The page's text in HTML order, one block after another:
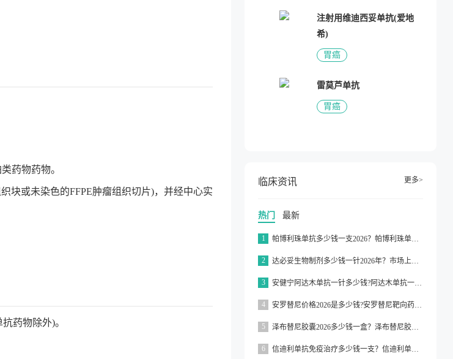
药物药物。
块或未染色的FFPE肿瘤组织切片)，并经中心实
药物除外)。
注射用维迪西妥单抗(爱地
希)
胃癌
雷莫芦单抗
胃癌
临床资讯 更多>
热门 最新
1 帕博利珠单抗多少钱一支2026？帕博利珠单抗纳入医保了吗2026？
2 达必妥生物制剂多少钱一针2026年？市场上达必妥的价格为3160元/支左右
3 安健宁阿达木单抗一针多少钱?阿达木单抗一针价格在3000元左右
4 安罗替尼价格2026是多少钱?安罗替尼靶向药价格一般在2000元左右
5 泽布替尼胶囊2026多少钱一盒？泽布替尼胶囊的价格为5000元左右一盒
6 信迪利单抗免疫治疗多少钱一支？信迪利单抗免疫治疗的价格约为2843元一支